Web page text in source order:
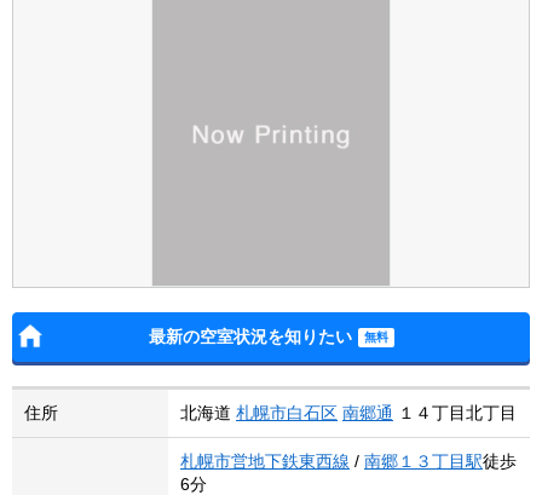
最新の空室状況を知りたい
住所 北海道 札幌市白石区 南郷通 １４丁目北丁目
札幌市営地下鉄東西線 / 南郷１３丁目駅徒歩
6分